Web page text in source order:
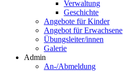
Verwaltung
Geschichte
Angebote für Kinder
Angebot für Erwachsene
Übungsleiter/innen
Galerie
Admin
An-/Abmeldung